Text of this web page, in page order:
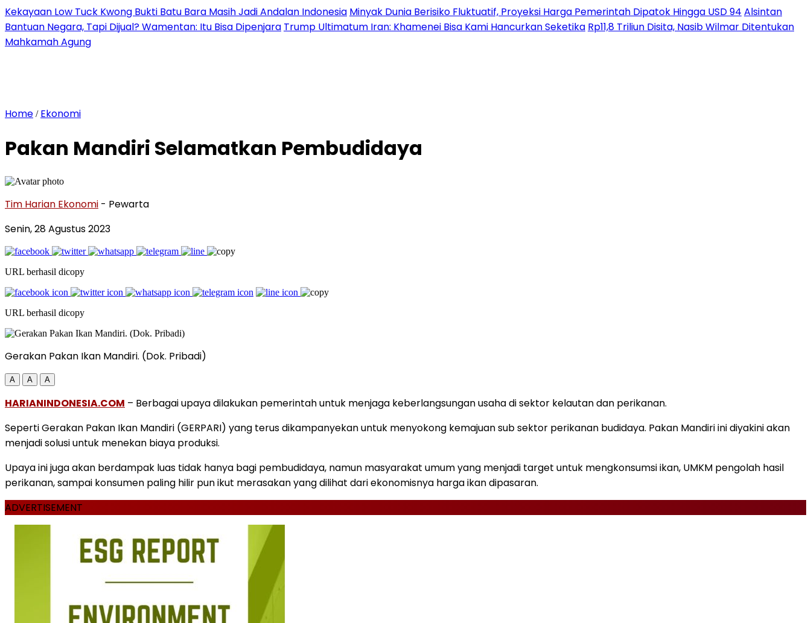
Kekayaan Low Tuck Kwong Bukti Batu Bara Masih Jadi Andalan Indonesia Minyak Dunia Berisiko Fluktuatif, Proyeksi Harga Pemerintah Dipatok Hingga USD 94 Alsintan
Bantuan Negara, Tapi Dijual? Wamentan: Itu Bisa Dipenjara Trump Ultimatum Iran: Khamenei Bisa Kami Hancurkan Seketika Rp11,8 Triliun Disita, Nasib Wilmar Ditentukan
Mahkamah Agung
Home / Ekonomi
Pakan Mandiri Selamatkan Pembudidaya
Tim Harian Ekonomi - Pewarta
Senin, 28 Agustus 2023
URL berhasil dicopy
URL berhasil dicopy
Gerakan Pakan Ikan Mandiri. (Dok. Pribadi)
A A A
HARIANINDONESIA.COM – Berbagai upaya dilakukan pemerintah untuk menjaga keberlangsungan usaha di sektor kelautan dan perikanan.
Seperti Gerakan Pakan Ikan Mandiri (GERPARI) yang terus dikampanyekan untuk menyokong kemajuan sub sektor perikanan budidaya. Pakan Mandiri ini diyakini akan
menjadi solusi untuk menekan biaya produksi.
Upaya ini juga akan berdampak luas tidak hanya bagi pembudidaya, namun masyarakat umum yang menjadi target untuk mengkonsumsi ikan, UMKM pengolah hasil
perikanan, sampai konsumen paling hilir pun ikut merasakan yang dilihat dari ekonomisnya harga ikan dipasaran.
ADVERTISEMENT